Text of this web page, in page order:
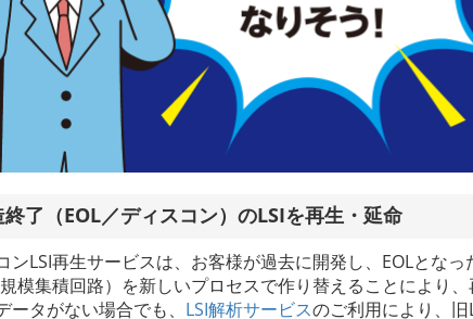
了（EOL／ディスコン）のLSIを再生・延命
ンLSI再生サービスは、お客様が過去に開発し、EOLとなっ
模集積回路）を新しいプロセスで作り替えることにより
ータがない場合でも、 LSI解析サービスのご利用により、旧